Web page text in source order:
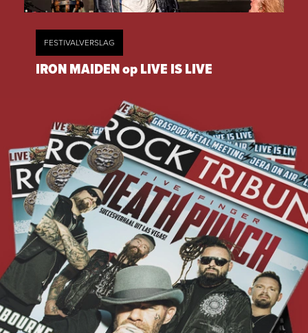
FESTIVALVERSLAG
IRON MAIDEN op LIVE IS LIVE